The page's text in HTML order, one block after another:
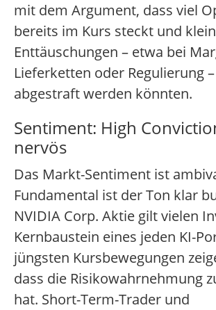
mit dem Argument, dass viel
bereits im Kurs steckt und
Enttäuschungen – etwa bei
Lieferketten oder Regulierung
abgestraft werden könnten.
Sentiment: High
nervös
Das Markt-Sentiment ist
Fundamental ist der Ton klar
NVIDIA Corp. Aktie gilt vielen
Kernbaustein eines jeden KI-
jüngsten Kursbewegungen
dass die Risikowahrnehmung
hat. Short-Term-Trader und